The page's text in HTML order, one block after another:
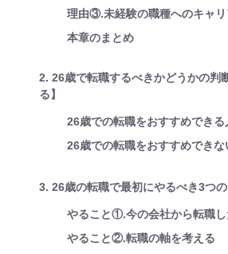
理由③.未経験の職種へのキャ
本章のまとめ
2. 26歳で転職するべきかどうかの判
る】
26歳での転職をおすすめできる
26歳での転職をおすすめできな
3. 26歳の転職で最初にやるべき3つの
やること①.今の会社から転職
やること②.転職の軸を考える